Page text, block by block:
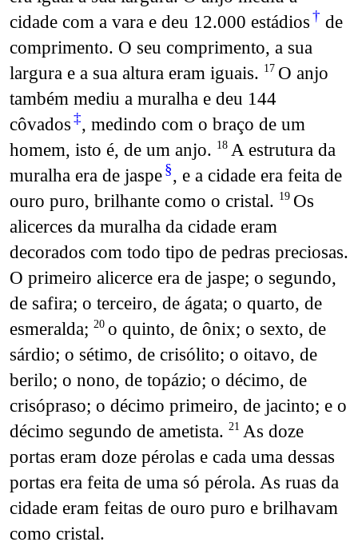
cidade com a vara e deu 12.000 estádios† de
comprimento. O seu comprimento, a sua
largura e a sua altura eram iguais. 17 O anjo
também mediu a muralha e deu 144
côvados‡, medindo com o braço de um
homem, isto é, de um anjo. 18 A estrutura da
muralha era de jaspe §, e a cidade era feita de
ouro puro, brilhante como o cristal. 19 Os
alicerces da muralha da cidade eram
decorados com todo tipo de pedras preciosas.
O primeiro alicerce era de jaspe; o segundo,
de safira; o terceiro, de ágata; o quarto, de
esmeralda; 20 o quinto, de ônix; o sexto, de
sárdio; o sétimo, de crisólito; o oitavo, de
berilo; o nono, de topázio; o décimo, de
crisópraso; o décimo primeiro, de jacinto; e o
décimo segundo de ametista. 21 As doze
portas eram doze pérolas e cada uma dessas
portas era feita de uma só pérola. As ruas da
cidade eram feitas de ouro puro e brilhavam
como cristal.